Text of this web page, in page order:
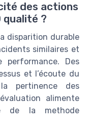
des actions
qualité ?
disparition durable
similaires et
performance. Des
et l’écoute du
pertinence des
alimente
de la methode